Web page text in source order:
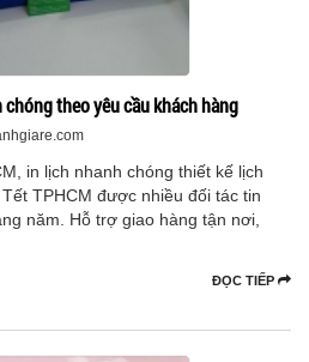
theo yêu cầu khách hàng
in lịch nhanh chóng thiết kế lịch
TPHCM được nhiều đối tác tin
năm. Hỗ trợ giao hàng tận nơi,
ĐỌC TIẾP